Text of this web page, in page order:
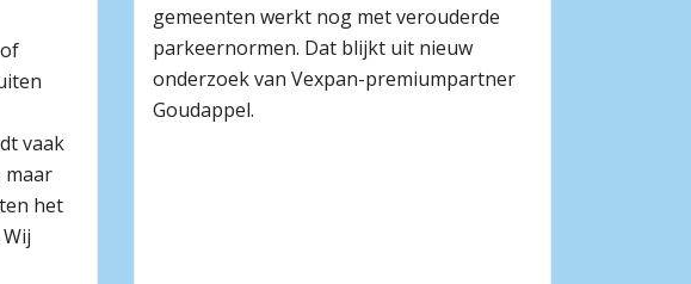
vaak
maar
het
gemeenten werkt nog met verouderde
parkeernormen. Dat blijkt uit nieuw
onderzoek van Vexpan-premiumpartner
Goudappel.